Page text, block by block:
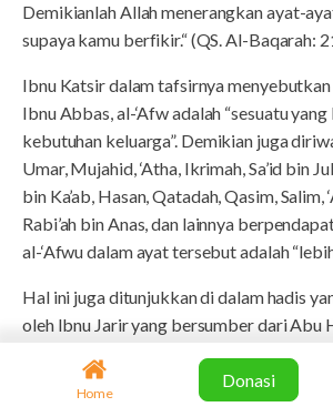
Demikianlah Allah menerangkan ayat-
supaya kamu berfikir.“ (QS. Al-Baqarah:
Ibnu Katsir dalam tafsirnya
Ibnu Abbas, al-‘Afw adalah “sesuatu
kebutuhan keluarga”. Demikian juga
Umar, Mujahid, ‘Atha, Ikrimah, Sa’id bin
bin Ka’ab, Hasan, Qatadah, Qasim, Salim,
Rabi’ah bin Anas, dan lainnya
al-‘Afwu dalam ayat tersebut adalah
Hal ini juga ditunjukkan di dalam hadis
oleh Ibnu Jarir yang bersumber dari Abu
اللهِ عِنْدِي دِينَارٌ قَالَ أَنْفِقْهُ عَلَى نَفْسِكَ قَالَ
عَلَى أَهْلِكَ قَالَ عِنْدِي آخَرُ قَالَ أَنْفِقْهُ عَلَى
Home
Donasi